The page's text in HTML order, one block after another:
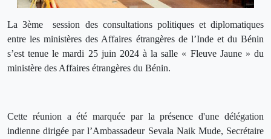
La 3ème session des consultations politiques et diplomatiques
entre les ministères des Affaires étrangères de l’Inde et du Bénin
s’est tenue le mardi 25 juin 2024 à la salle « Fleuve Jaune » du
ministère des Affaires étrangères du Bénin.
Cette réunion a été marquée par la présence d'une délégation
indienne dirigée par l’Ambassadeur Sevala Naik Mude, Secrétaire